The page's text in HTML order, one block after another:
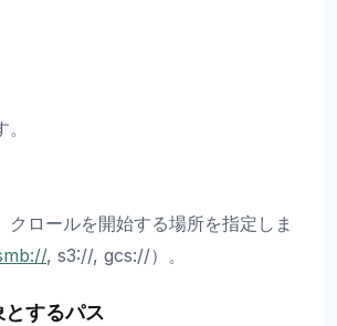
クロールを開始する場所を指定しま
, s3://, gcs://）。
するパス